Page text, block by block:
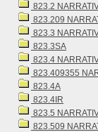
823.2
823.209
823.3
823.3SA
823.4
823.409355
823.4A
823.4IR
823.5
823.509